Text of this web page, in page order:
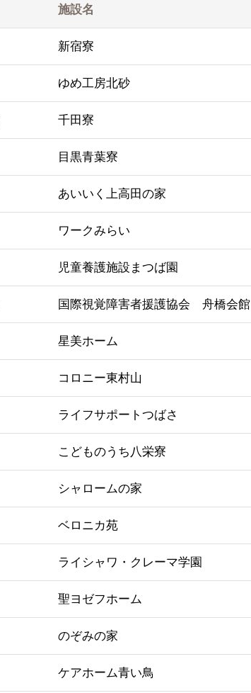
施設名
新宿寮
ゆめ工房北砂
千田寮
目黒青葉寮
あいいく上高田の家
ワークみらい
児童養護施設まつば園
国際視覚障害者援護協会 舟橋会館
星美ホーム
コロニー東村山
ライフサポートつばさ
こどものうち八栄寮
シャロームの家
ベロニカ苑
ライシャワ・クレーマ学園
聖ヨゼフホーム
のぞみの家
ケアホーム青い鳥